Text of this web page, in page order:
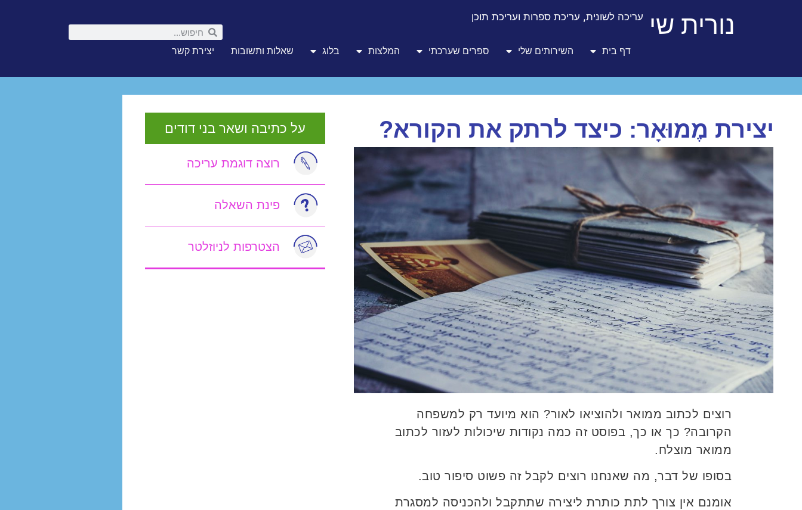
נורית שי עריכה לשונית, עריכת ספרות ועריכת תוכן
דף בית השירותים שלי ספרים שערכתי המלצות בלוג שאלות ותשובות יצירת קשר
יצירת מֶמוּאָר: כיצד לרתק את הקורא?
רוצים לכתוב ממואר ולהוציאו לאור? הוא מיועד רק למשפחה
הקרובה? כך או כך, בפוסט זה כמה נקודות שיכולות לעזור לכתוב
ממואר מוצלח.
בסופו של דבר, מה שאנחנו רוצים לקבל זה פשוט סיפור טוב.
אומנם אין צורך לתת כותרת ליצירה שתתקבל ולהכניסה למסגרת
על כתיבה ושאר בני דודים
רוצה דוגמת עריכה
פינת השאלה
הצטרפות לניוזלטר